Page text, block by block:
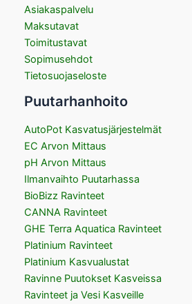
Asiakaspalvelu
Maksutavat
Toimitustavat
Sopimusehdot
Tietosuojaseloste
Puutarhanhoito
AutoPot Kasvatusjärjestelmät
EC Arvon Mittaus
pH Arvon Mittaus
Ilmanvaihto Puutarhassa
BioBizz Ravinteet
CANNA Ravinteet
GHE Terra Aquatica Ravinteet
Platinium Ravinteet
Platinium Kasvualustat
Ravinne Puutokset Kasveissa
Ravinteet ja Vesi Kasveille